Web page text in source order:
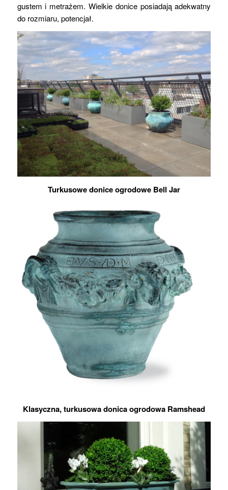
gustem i metrażem. Wielkie donice posiadają adekwatny
do rozmiaru, potencjał.
Turkusowe donice ogrodowe Bell Jar
Klasyczna, turkusowa donica ogrodowa Ramshead